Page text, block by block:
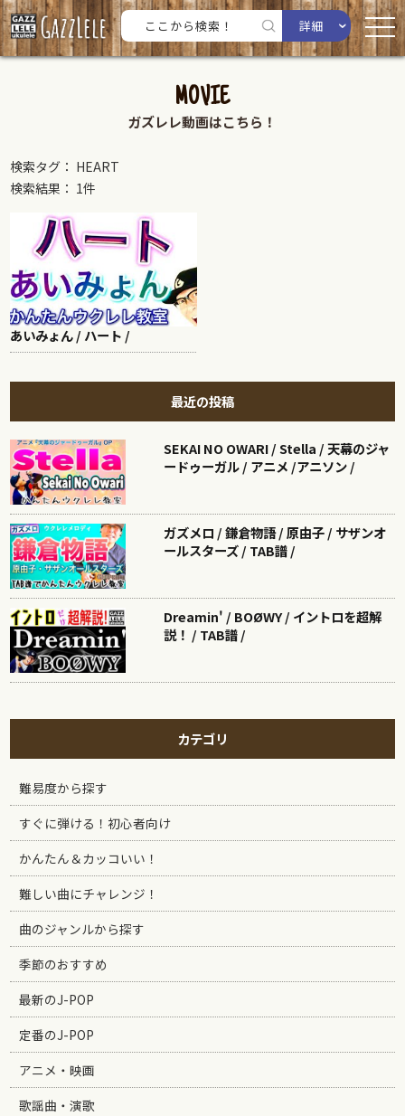
詳細
MOVIE
ガズレレ動画はこちら！
検索タグ： HEART
検索結果： 1件
あいみょん / ハート /
最近の投稿
SEKAI NO OWARI / Stella / 天幕のジャ
ードゥーガル / アニメ /アニソン /
ガズメロ / 鎌倉物語 / 原由子 / サザンオ
ールスターズ / TAB譜 /
Dreamin' / BOØWY / イントロを超解
説！ / TAB譜 /
カテゴリ
難易度から探す
すぐに弾ける！初心者向け
かんたん＆カッコいい！
難しい曲にチャレンジ！
曲のジャンルから探す
季節のおすすめ
最新のJ-POP
定番のJ-POP
アニメ・映画
歌謡曲・演歌